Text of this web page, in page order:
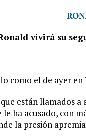
vivirá su
como el de ayer
están llamados
le ha acusado, con
la presión